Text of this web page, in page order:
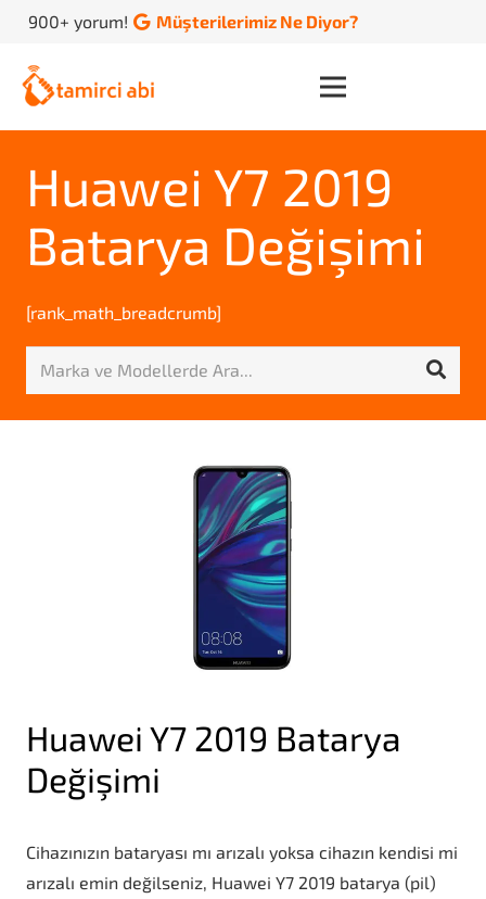
900+ yorum! Müşterilerimiz Ne Diyor?
Huawei Y7 2019
Batarya Değişimi
[rank_math_breadcrumb]
Huawei Y7 2019 Batarya
Değişimi
Cihazınızın bataryası mı arızalı yoksa cihazın kendisi mi
arızalı emin değilseniz, Huawei Y7 2019 batarya (pil)